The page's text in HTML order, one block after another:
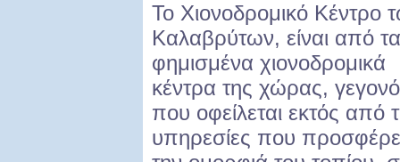
Το Χιονοδρομικό Κέντρο
Καλαβρύτων, είναι από
φημισμένα χιονοδρομικά
κέντρα της χώρας,
που οφείλεται εκτός από
υπηρεσίες που